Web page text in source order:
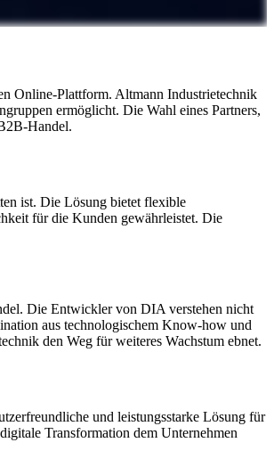
Online-Plattform. Altmann Industrietechnik
ermöglicht. Die Wahl eines Partners,
Handel.
ist. Die Lösung bietet flexible
für die Kunden gewährleistet. Die
Die Entwickler von DIA verstehen nicht
aus technologischem Know-how und
den Weg für weiteres Wachstum ebnet.
und leistungsstarke Lösung für
Transformation dem Unternehmen